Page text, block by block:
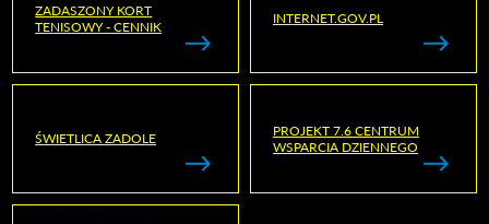
ZADASZONY KORT
TENISOWY - CENNIK
INTERNET.GOV.PL
ŚWIETLICA ZADOLE
PROJEKT 7.6 CENTRUM
WSPARCIA DZIENNEGO